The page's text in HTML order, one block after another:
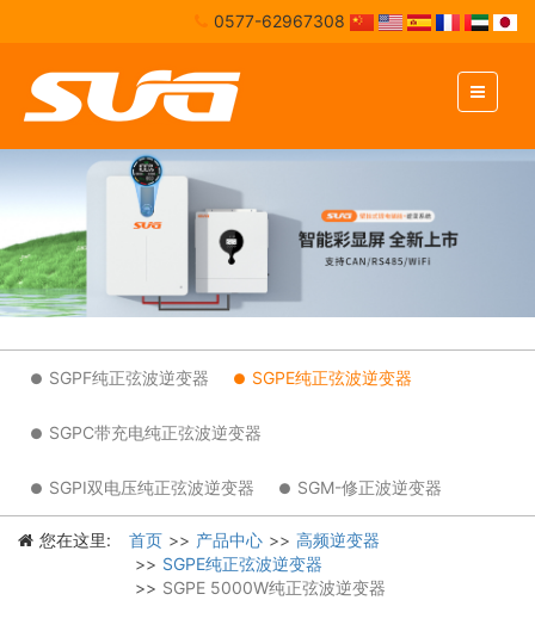
0577-62967308
SGPF纯正弦波逆变器 SGPE纯正弦波逆变器
SGPC带充电纯正弦波逆变器
SGPI双电压纯正弦波逆变器 SGM-修正波逆变器
您在这里: 首页 产品中心
高频逆变器
SGPE纯正弦波逆变器
SGPE 5000W纯正弦波逆变器